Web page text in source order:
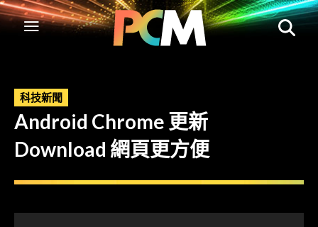
科技新聞
Android Chrome 更新
Download 網頁更方便